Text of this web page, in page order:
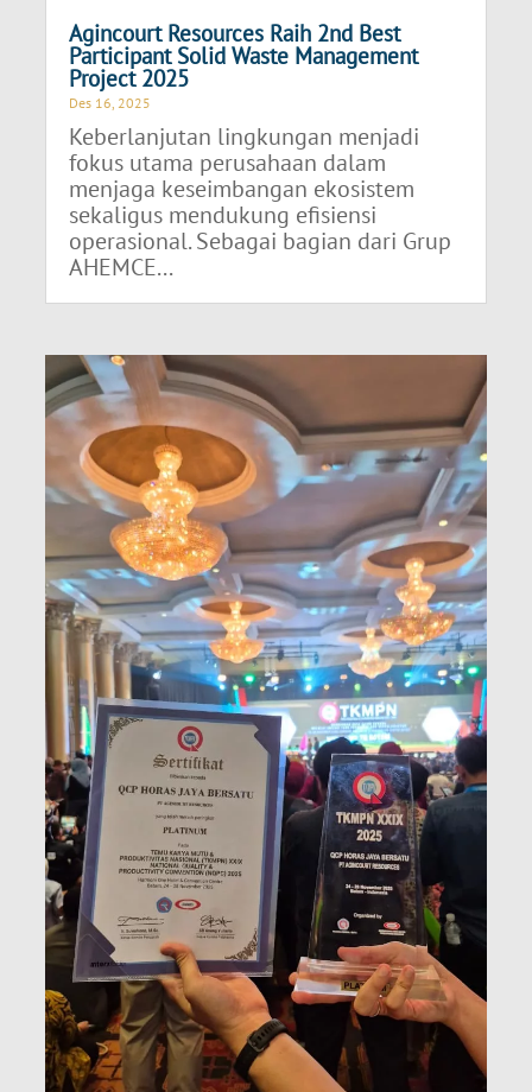
Agincourt Resources Raih 2nd Best
Participant Solid Waste Management
Project 2025
Des 16, 2025
Keberlanjutan lingkungan menjadi
fokus utama perusahaan dalam
menjaga keseimbangan ekosistem
sekaligus mendukung efisiensi
operasional. Sebagai bagian dari Grup
AHEMCE...